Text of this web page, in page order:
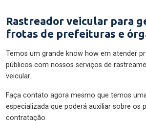
Rastreador veicular para
frotas de prefeituras e
Temos um grande know how em atender
públicos com nossos serviços de
veicular.
Faça contato agora mesmo que temos
especializada que poderá auxiliar sobre os
contratação.